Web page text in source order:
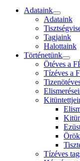
Adataink
Adataink
Tagjaink
Halottaink
Történetünk
Ötéves a
Tízéves a
Tízéves